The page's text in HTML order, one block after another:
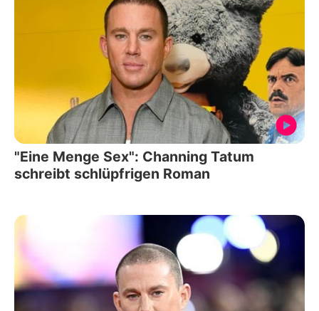
"Eine Menge Sex": Channing Tatum
schreibt schlüpfrigen Roman